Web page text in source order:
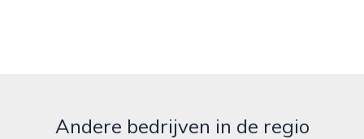
Andere bedrijven in de regio